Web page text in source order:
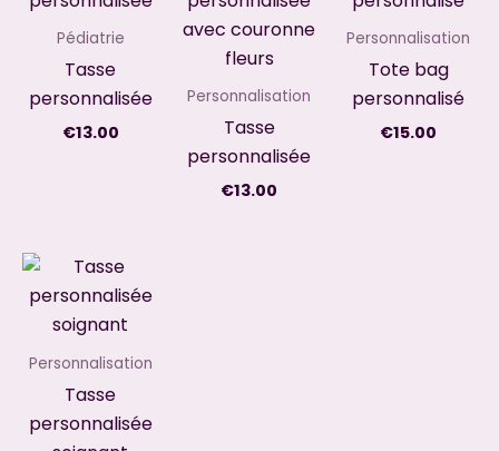
Pédiatrie
Tasse
personnalisée
€13.00
Personnalisation
Tasse
personnalisée
€13.00
Personnalisation
Tote bag
personnalisé
€15.00
Personnalisation
Tasse
personnalisée